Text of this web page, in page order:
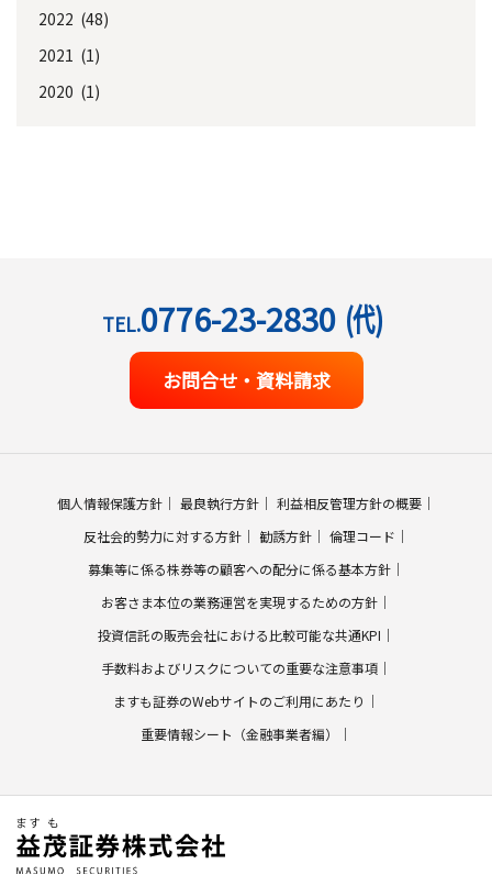
2022 (48)
2021 (1)
2020 (1)
TEL.0776-23-2830 (代)
お問合せ・資料請求
個人情報保護方針 最良執行方針
利益相反管理方針の概要
反社会的勢力に対する方針
勧誘方針
倫理コード
募集等に係る株券等の顧客への配分に係る基本方針
お客さま本位の業務運営を実現するための方針
投資信託の販売会社における比較可能な共通KPI
手数料およびリスクについての重要な注意事項
ますも証券のWebサイトのご利用にあたり
重要情報シート（金融事業者編）